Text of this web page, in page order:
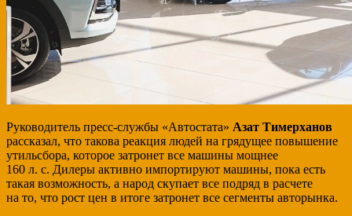
Руководитель пресс-службы «Автостата» Азат Тимерханов
рассказал, что такова реакция людей на грядущее повышение
утильсбора, которое затронет все машины мощнее
160 л. с. Дилеры активно импортируют машины, пока есть
такая возможность, а народ скупает все подряд в расчете
на то, что рост цен в итоге затронет все сегменты авторынка.